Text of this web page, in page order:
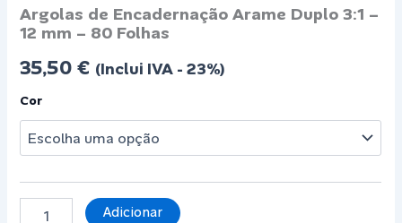
Argolas de Encadernação Arame Duplo 3:1 –
12 mm – 80 Folhas
35,50€ (Inclui IVA - 23%)
Cor
Quantidade
Adicionar